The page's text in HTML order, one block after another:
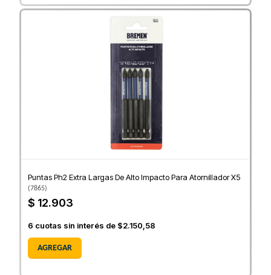
Puntas Ph2 Extra Largas De Alto Impacto Para Atornillador X5
(7865)
$ 12.903
6 cuotas sin interés de $2.150,58
AGREGAR